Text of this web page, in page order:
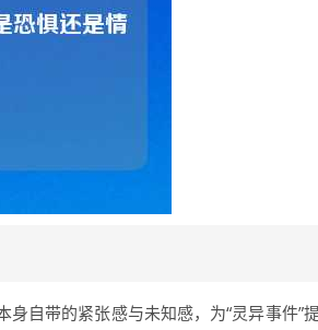
自带的紧张感与未知感，为“灵异事件”提